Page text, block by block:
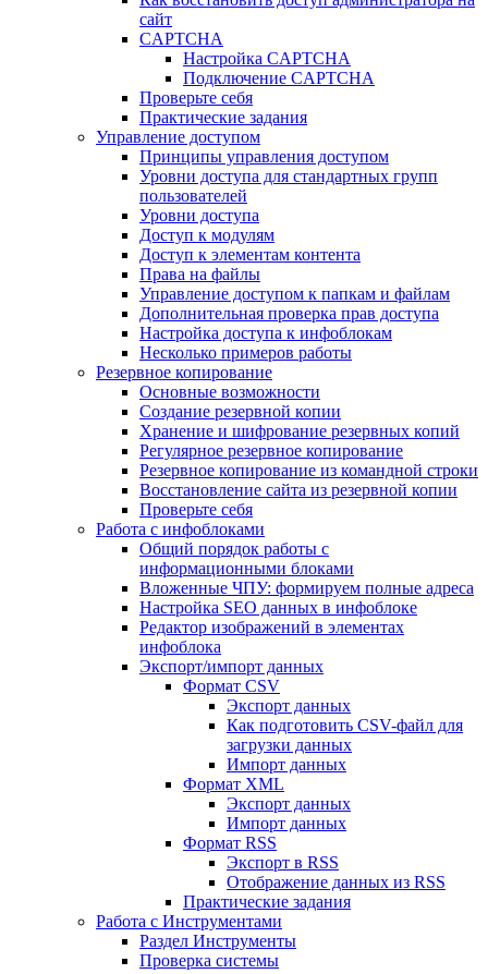
сайт
CAPTCHA
Настройка CAPTCHA
Подключение CAPTCHA
Проверьте себя
Практические задания
Управление доступом
Принципы управления доступом
Уровни доступа для стандартных групп
пользователей
Уровни доступа
Доступ к модулям
Доступ к элементам контента
Права на файлы
Управление доступом к папкам и файлам
Дополнительная проверка прав доступа
Настройка доступа к инфоблокам
Несколько примеров работы
Резервное копирование
Основные возможности
Создание резервной копии
Хранение и шифрование резервных копий
Регулярное резервное копирование
Резервное копирование из командной строки
Восстановление сайта из резервной копии
Проверьте себя
Работа с инфоблоками
Общий порядок работы с
информационными блоками
Вложенные ЧПУ: формируем полные адреса
Настройка SEO данных в инфоблоке
Редактор изображений в элементах
инфоблока
Экспорт/импорт данных
Формат CSV
Экспорт данных
Как подготовить CSV-файл для
загрузки данных
Импорт данных
Формат XML
Экспорт данных
Импорт данных
Формат RSS
Экспорт в RSS
Отображение данных из RSS
Практические задания
Работа с Инструментами
Раздел Инструменты
Проверка системы